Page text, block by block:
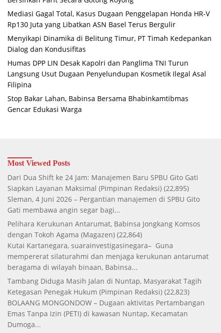
Mediasi Gagal Total, Kasus Dugaan Penggelapan Honda HR-V
Rp130 Juta yang Libatkan ASN Basel Terus Bergulir
Menyikapi Dinamika di Belitung Timur, PT Timah Kedepankan
Dialog dan Kondusifitas
Humas DPP LIN Desak Kapolri dan Panglima TNI Turun
Langsung Usut Dugaan Penyelundupan Kosmetik Ilegal Asal
Filipina
Stop Bakar Lahan, Babinsa Bersama Bhabinkamtibmas
Gencar Edukasi Warga
Most Viewed Posts
Dari Dua Shift ke 24 Jam: Manajemen Baru SPBU Gito Gati
Siapkan Layanan Maksimal (Pimpinan Redaksi) (22,895)
Sleman, 4 Juni 2026 – Pergantian manajemen di SPBU Gito
Gati membawa angin segar bagi...
Pelihara Kerukunan Antarumat, Babinsa Jongkang Komsos
dengan Tokoh Agama (Magazen) (22,864)
Kutai Kartanegara, suarainvestigasinegara– Guna
mempererat silaturahmi dan menjaga kerukunan antarumat
beragama di wilayah binaan, Babinsa...
Tambang Diduga Masih Jalan di Nuntap, Masyarakat Tagih
Ketegasan Penegak Hukum (Pimpinan Redaksi) (22,823)
BOLAANG MONGONDOW – Dugaan aktivitas Pertambangan
Emas Tanpa Izin (PETI) di kawasan Nuntap, Kecamatan
Dumoga...